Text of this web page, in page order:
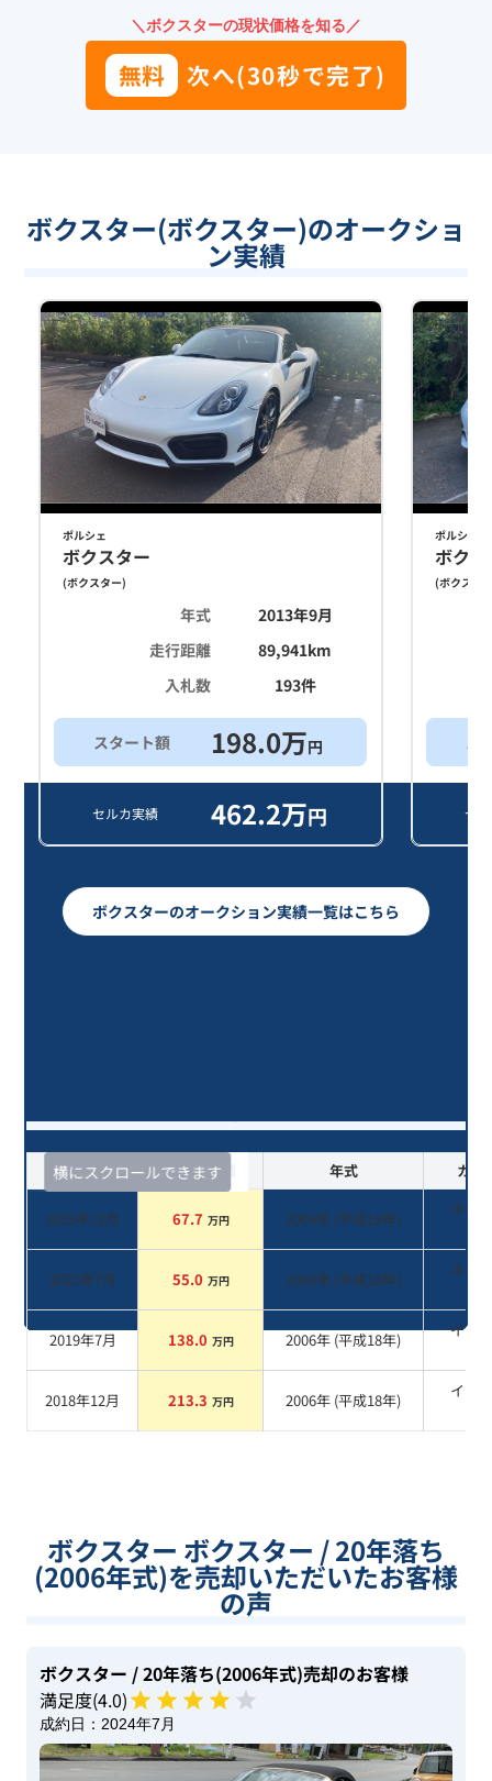
＼ボクスターの現状価格を知る／
無料 次へ(30秒で完了)
ボクスター(ボクスター)のオークショ
ン実績
ポルシェ
ボクスター
(ボクスター)
年式
2013年9月
走行距離
89,941km
入札数
193件
スタート額 198.0万円
セルカ実績 462.2万円
ポルシェ
ボク
(ボクスタ
ス
セ
ボクスターのオークション実績一覧はこちら
横にスクロールできます
査定時期 セルカ実績 年式 カラ
2025年12月 67.7 万円 2006年 (平成18年)
ホワ
2025年7月 55.0 万円 2006年 (平成18年)
ネイ
2019年7月 138.0 万円 2006年 (平成18年)
イエ
2018年12月 213.3 万円 2006年 (平成18年)
イエ
ボクスター ボクスター / 20年落ち
(2006年式)を売却いただいたお客様
の声
ボクスター / 20年落ち(2006年式)売却のお客様
満足度(4.0)
成約日： 2024年7月